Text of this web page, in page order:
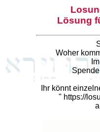
Lösung
Woher
Ihr könnt
" https://